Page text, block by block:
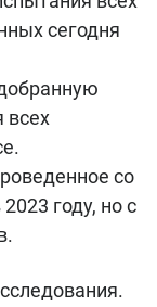
сегодня
всех
со
году, но с